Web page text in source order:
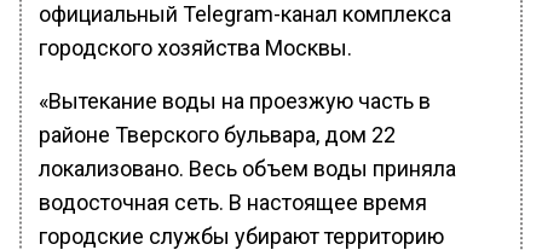
официальный Telegram-канал комплекса
городского хозяйства Москвы.
«Вытекание воды на проезжую часть в
районе Тверского бульвара, дом 22
локализовано. Весь объем воды приняла
водосточная сеть. В настоящее время
городские службы убирают территорию